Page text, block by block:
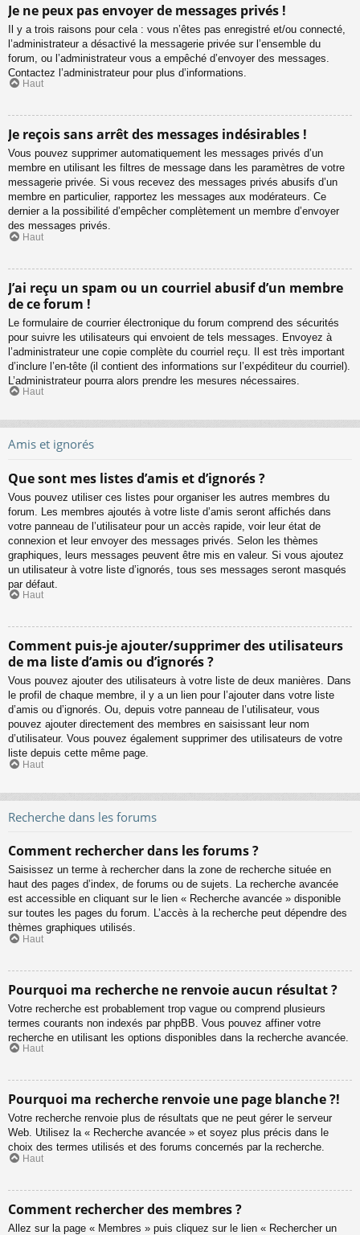
Je ne peux pas envoyer de messages privés !
Il y a trois raisons pour cela : vous n’êtes pas enregistré et/ou connecté,
l’administrateur a désactivé la messagerie privée sur l’ensemble du
forum, ou l’administrateur vous a empêché d’envoyer des messages.
Contactez l’administrateur pour plus d’informations.
Haut
Je reçois sans arrêt des messages indésirables !
Vous pouvez supprimer automatiquement les messages privés d’un
membre en utilisant les filtres de message dans les paramètres de votre
messagerie privée. Si vous recevez des messages privés abusifs d’un
membre en particulier, rapportez les messages aux modérateurs. Ce
dernier a la possibilité d’empêcher complètement un membre d’envoyer
des messages privés.
Haut
J’ai reçu un spam ou un courriel abusif d’un membre
de ce forum !
Le formulaire de courrier électronique du forum comprend des sécurités
pour suivre les utilisateurs qui envoient de tels messages. Envoyez à
l’administrateur une copie complète du courriel reçu. Il est très important
d’inclure l’en-tête (il contient des informations sur l’expéditeur du courriel).
L’administrateur pourra alors prendre les mesures nécessaires.
Haut
Amis et ignorés
Que sont mes listes d’amis et d’ignorés ?
Vous pouvez utiliser ces listes pour organiser les autres membres du
forum. Les membres ajoutés à votre liste d’amis seront affichés dans
votre panneau de l’utilisateur pour un accès rapide, voir leur état de
connexion et leur envoyer des messages privés. Selon les thèmes
graphiques, leurs messages peuvent être mis en valeur. Si vous ajoutez
un utilisateur à votre liste d’ignorés, tous ses messages seront masqués
par défaut.
Haut
Comment puis-je ajouter/supprimer des utilisateurs
de ma liste d’amis ou d’ignorés ?
Vous pouvez ajouter des utilisateurs à votre liste de deux manières. Dans
le profil de chaque membre, il y a un lien pour l’ajouter dans votre liste
d’amis ou d’ignorés. Ou, depuis votre panneau de l’utilisateur, vous
pouvez ajouter directement des membres en saisissant leur nom
d’utilisateur. Vous pouvez également supprimer des utilisateurs de votre
liste depuis cette même page.
Haut
Recherche dans les forums
Comment rechercher dans les forums ?
Saisissez un terme à rechercher dans la zone de recherche située en
haut des pages d’index, de forums ou de sujets. La recherche avancée
est accessible en cliquant sur le lien « Recherche avancée » disponible
sur toutes les pages du forum. L’accès à la recherche peut dépendre des
thèmes graphiques utilisés.
Haut
Pourquoi ma recherche ne renvoie aucun résultat ?
Votre recherche est probablement trop vague ou comprend plusieurs
termes courants non indexés par phpBB. Vous pouvez affiner votre
recherche en utilisant les options disponibles dans la recherche avancée.
Haut
Pourquoi ma recherche renvoie une page blanche ?!
Votre recherche renvoie plus de résultats que ne peut gérer le serveur
Web. Utilisez la « Recherche avancée » et soyez plus précis dans le
choix des termes utilisés et des forums concernés par la recherche.
Haut
Comment rechercher des membres ?
Allez sur la page « Membres » puis cliquez sur le lien « Rechercher un